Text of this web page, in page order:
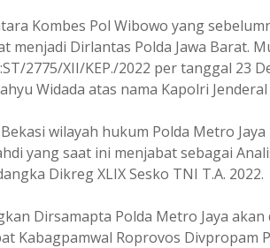
Kombes Pol Wibowo yang
menjadi Dirlantas Polda Jawa Barat.
2775/XII/KEP./2022 per tanggal 23
Widada atas nama Kapolri
wilayah hukum Polda Metro
yang saat ini menjabat sebagai
Dikreg XLIX Sesko TNI T.A. 2022.
Dirsamapta Polda Metro Jaya
Kabagpamwal Roprovos Divpropam